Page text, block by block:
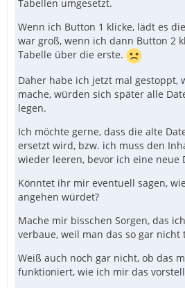
Tabellen umgesetzt.
Wenn ich Button 1 klicke, lädt es
war groß, wenn ich dann Button 2
Tabelle über die erste.
Daher habe ich jetzt mal gestoppt,
mache, würden sich später alle
legen.
Ich möchte gerne, dass die alte
ersetzt wird, bzw. ich muss den
wieder leeren, bevor ich eine neue
Könntet ihr mir eventuell sagen,
angehen würdet?
Mache mir bisschen Sorgen, das
verbaue, weil man das so gar nicht
Weiß auch noch gar nicht, ob das
funktioniert, wie ich mir das